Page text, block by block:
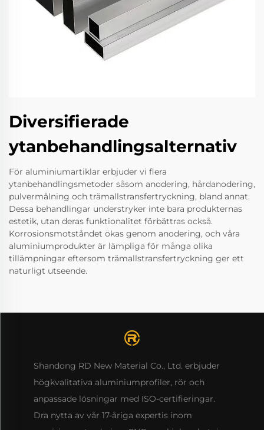
Diversifierade
ytanbehandlingsalternativ
För aluminiumartiklar erbjuder vi flera
ytanbehandlingsmetoder såsom anodering, hårdanodering,
pulvermålning och trämallstransfertryckning, bland annat.
Dessa behandlingar understryker inte bara produkternas
estetik, utan deras funktionalitet förbättras också.
Korrosionsmotståndet ökas genom anodering, och våra
aluminiumprodukter är lämpliga för många olika
tillämpningar eftersom trämallstransfertryckning ger ett
naturligt utseende.
Shandong RD New Material Co., Ltd. erbjuder
högkvalitativa aluminiumprofiler, rör och
anpassade lösningar med ISO-certifieringar.
Dra nytta av vår 17-åriga expertis inom